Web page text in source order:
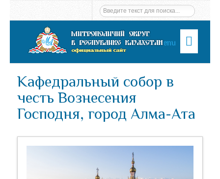
Menu
Кафедральный собор в
честь Вознесения
Господня, город Алма-Ата